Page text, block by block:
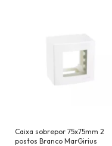
Caixa sobrepor 75x75mm 2
postos Branco MarGirius